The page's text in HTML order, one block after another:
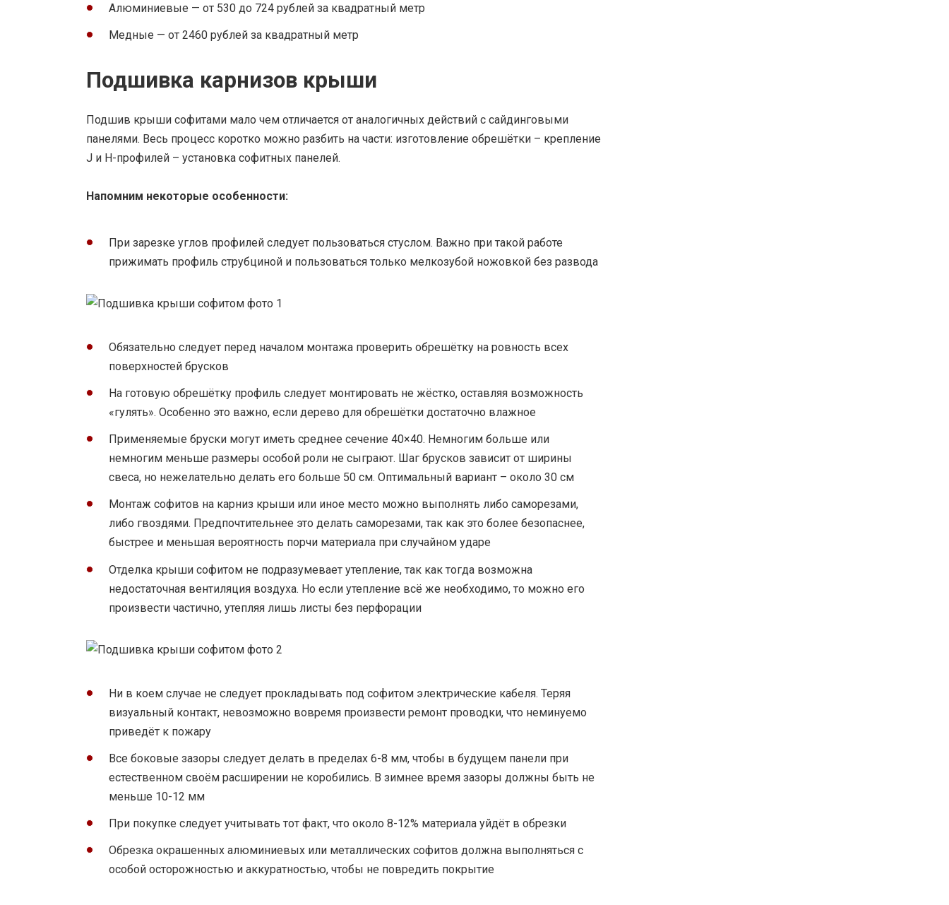
Алюминиевые — от 530 до 724 рублей за квадратный метр
Медные — от 2460 рублей за квадратный метр
Подшивка карнизов крыши
Подшив крыши софитами мало чем отличается от аналогичных действий с сайдинговыми
панелями. Весь процесс коротко можно разбить на части: изготовление обрешётки – крепление
J и H-профилей – установка софитных панелей.
Напомним некоторые особенности:
При зарезке углов профилей следует пользоваться стуслом. Важно при такой работе
прижимать профиль струбциной и пользоваться только мелкозубой ножовкой без развода
Обязательно следует перед началом монтажа проверить обрешётку на ровность всех
поверхностей брусков
На готовую обрешётку профиль следует монтировать не жёстко, оставляя возможность
«гулять». Особенно это важно, если дерево для обрешётки достаточно влажное
Применяемые бруски могут иметь среднее сечение 40×40. Немногим больше или
немногим меньше размеры особой роли не сыграют. Шаг брусков зависит от ширины
свеса, но нежелательно делать его больше 50 см. Оптимальный вариант – около 30 см
Монтаж софитов на карниз крыши или иное место можно выполнять либо саморезами,
либо гвоздями. Предпочтительнее это делать саморезами, так как это более безопаснее,
быстрее и меньшая вероятность порчи материала при случайном ударе
Отделка крыши софитом не подразумевает утепление, так как тогда возможна
недостаточная вентиляция воздуха. Но если утепление всё же необходимо, то можно его
произвести частично, утепляя лишь листы без перфорации
Ни в коем случае не следует прокладывать под софитом электрические кабеля. Теряя
визуальный контакт, невозможно вовремя произвести ремонт проводки, что неминуемо
приведёт к пожару
Все боковые зазоры следует делать в пределах 6-8 мм, чтобы в будущем панели при
естественном своём расширении не коробились. В зимнее время зазоры должны быть не
меньше 10-12 мм
При покупке следует учитывать тот факт, что около 8-12% материала уйдёт в обрезки
Обрезка окрашенных алюминиевых или металлических софитов должна выполняться с
особой осторожностью и аккуратностью, чтобы не повредить покрытие